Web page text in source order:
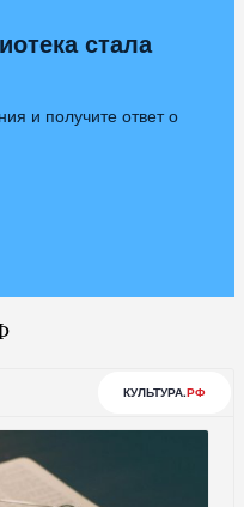
стала
и получите ответ о